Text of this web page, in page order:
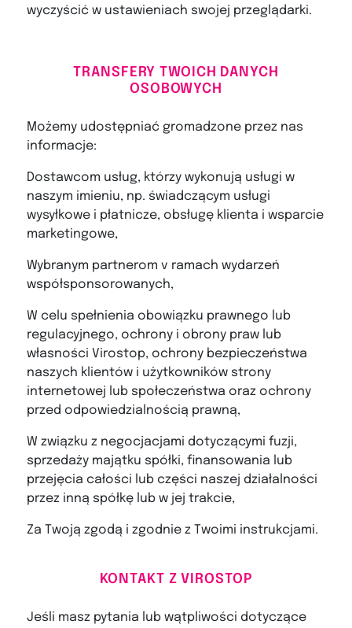
wyczyścić w ustawieniach swojej przeglądarki.
TRANSFERY TWOICH DANYCH
OSOBOWYCH
Możemy udostępniać gromadzone przez nas
informacje:
Dostawcom usług, którzy wykonują usługi w
naszym imieniu, np. świadczącym usługi
wysyłkowe i płatnicze, obsługę klienta i wsparcie
marketingowe,
Wybranym partnerom v ramach wydarzeń
współsponsorowanych,
W celu spełnienia obowiązku prawnego lub
regulacyjnego, ochrony i obrony praw lub
własności Virostop, ochrony bezpieczeństwa
naszych klientów i użytkowników strony
internetowej lub społeczeństwa oraz ochrony
przed odpowiedzialnością prawną,
W związku z negocjacjami dotyczącymi fuzji,
sprzedaży majątku spółki, finansowania lub
przejęcia całości lub części naszej działalności
przez inną spółkę lub w jej trakcie,
Za Twoją zgodą i zgodnie z Twoimi instrukcjami.
KONTAKT Z VIROSTOP
Jeśli masz pytania lub wątpliwości dotyczące